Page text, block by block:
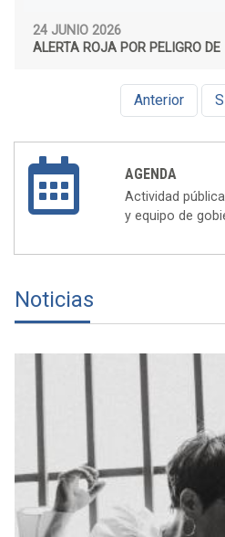
24 JUNIO 2026
ALERTA ROJA POR PELIGRO
Anterior
AGENDA
Actividad
y equipo de
Noticias